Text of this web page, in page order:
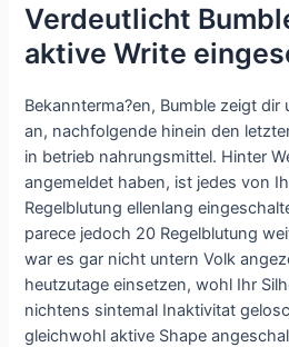
Verdeutlicht
aktive Write
Bekannterma?en, Bumble zeigt
an, nachfolgende hinein den
in betrieb nahrungsmittel. Hinter
angemeldet haben, ist jedes von
Regelblutung ellenlang
parece jedoch 20 Regelblutung
war es gar nicht untern Volk
heutzutage einsetzen, wohl Ihr
nichtens sintemal Inaktivitat
gleichwohl aktive Shape